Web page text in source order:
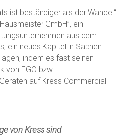
ist beständiger als der Wandel“
GmbH”, ein
aus dem
ein neues Kapitel in Sachen
indem es fast seinen
von EGO bzw.
auf Kress Commercial
von Kress sind